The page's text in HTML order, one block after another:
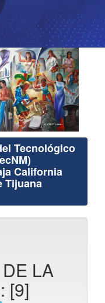
Tecnológico
California
Tijuana
LA
[9]